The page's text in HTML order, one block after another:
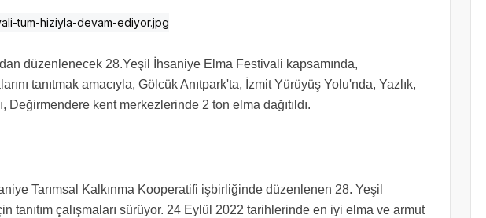
düzenlenecek 28.Yeşil İhsaniye Elma Festivali kapsamında,
tanıtmak amacıyla, Gölcük Anıtpark'ta, İzmit Yürüyüş Yolu'nda, Yazlık,
Değirmendere kent merkezlerinde 2 ton elma dağıtıldı.
Tarımsal Kalkınma Kooperatifi işbirliğinde düzenlenen 28. Yeşil
tanıtım çalışmaları sürüyor. 24 Eylül 2022 tarihlerinde en iyi elma ve armut